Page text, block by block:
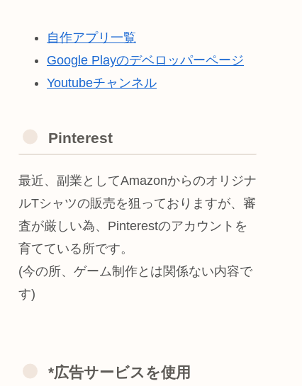
自作アプリ一覧
Google Playのデベロッパーページ
Youtubeチャンネル
Pinterest
最近、副業としてAmazonからのオリジナ
ルTシャツの販売を狙っておりますが、審
査が厳しい為、Pinterestのアカウントを
育てている所です。
(今の所、ゲーム制作とは関係ない内容で
す)
*広告サービスを使用